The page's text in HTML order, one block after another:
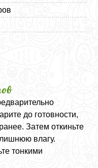
до готовности,
Затем откиньте
влагу.
тонкими